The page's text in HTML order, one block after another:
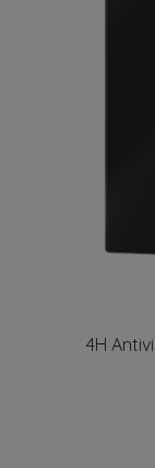
4H